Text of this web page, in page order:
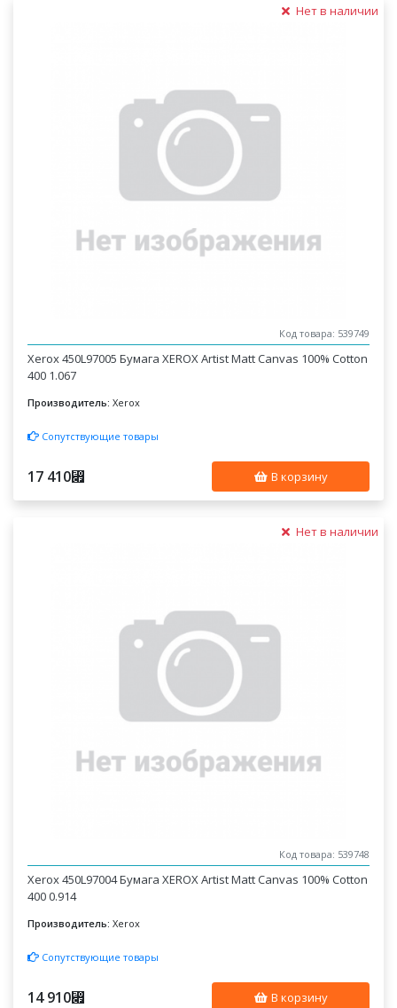
Нет в наличии
Код товара: 539749
Xerox 450L97005 Бумага XEROX Artist Matt Canvas 100% Cotton
400 1.067
Производитель: Xerox
Сопутствующие товары
17 410⃏ В корзину
Нет в наличии
Код товара: 539748
Xerox 450L97004 Бумага XEROX Artist Matt Canvas 100% Cotton
400 0.914
Производитель: Xerox
Сопутствующие товары
14 910⃏ В корзину